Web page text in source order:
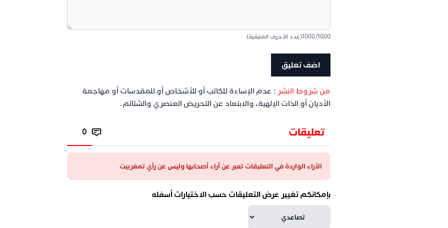
1000
/
1000(عدد الأحرف المتبقية)
من شروط النشر: عدم الإساءة للكاتب أو للأشخاص أو للمقدسات أو مهاجمة
الأديان أو الذات الإلهية، والابتعاد عن التحريض العنصري والشتائم.
تعليقات 0
الآراء الواردة في التعليقات تعبر عن آراء أصحابها وليس عن رأي تمغربيت
بإمكانكم تغيير عرض التعليقات حسب الاختيارات أسفله